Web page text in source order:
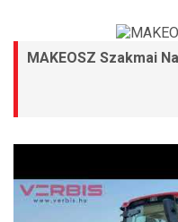
MAKEOSZ Szakmai